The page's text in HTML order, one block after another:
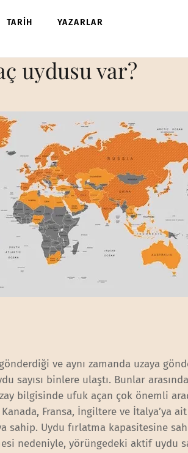
TARİH YAZARLAR
uydusu var?
ve aynı zamanda uzaya
sayısı binlere ulaştı. Bunlar
bilgisinde ufuk açan çok önemli
Fransa, İngiltere ve İtalya’ya
sahip. Uydu fırlatma kapasitesine
nedeniyle, yörüngedeki aktif uydu